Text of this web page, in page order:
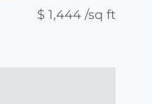
$ 1,444 /sq ft